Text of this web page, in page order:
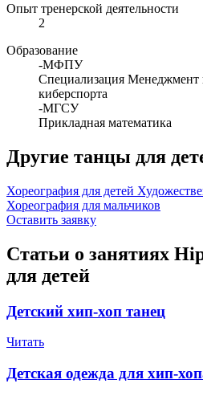
Опыт тренерской деятельности
2
Образование
-МФПУ
Специализация Менеджмент
киберспорта
-МГСУ
Прикладная математика
Другие танцы для
Хореография для детей
Хореография для мальчиков
Оставить заявку
Статьи о занятиях
для детей
Детский хип-хоп танец
Читать
Детская одежда для хип-